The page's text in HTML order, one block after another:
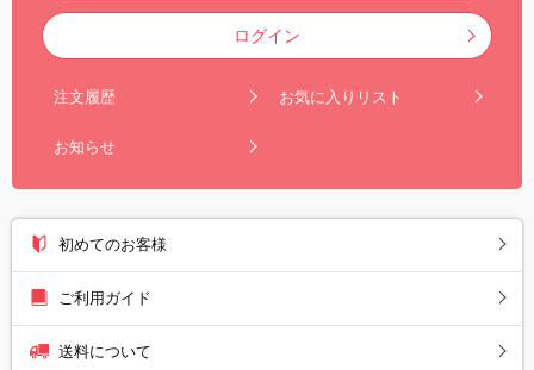
ログイン
注文履歴 お気に入りリスト
お知らせ
初めてのお客様
ご利用ガイド
送料について